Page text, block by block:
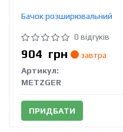
Бачок розширювальний
0 відгуків
904 грн
завтра
Артикул:
METZGER
ПРИДБАТИ